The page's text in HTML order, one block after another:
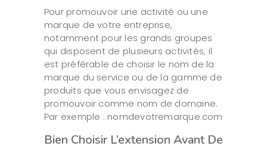
Pour promouvoir une activité ou une
marque de votre entreprise,
notamment pour les grands groupes
qui disposent de plusieurs activités, il
est préférable de choisir le nom de la
marque du service ou de la gamme de
produits que vous envisagez de
promouvoir comme nom de domaine.
Par exemple : nomdevotremarque.com
Bien Choisir L’extension Avant De